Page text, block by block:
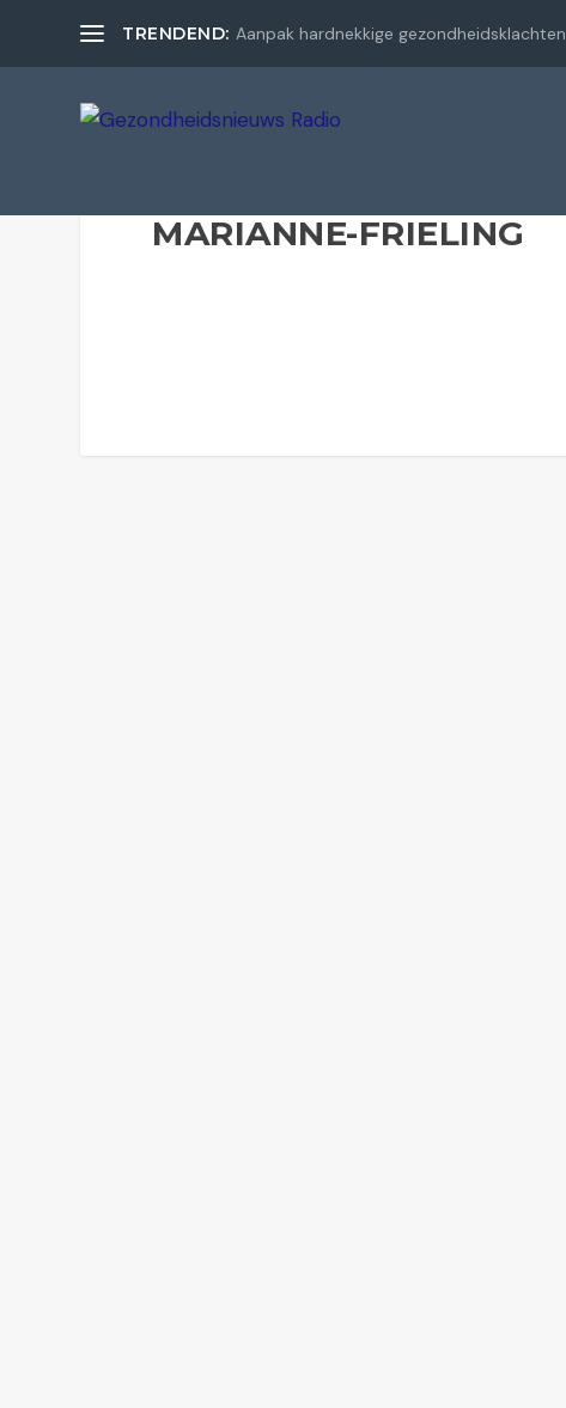
TRENDEND: Aanpak hardnekkige gezondheidsklachten
MARIANNE-FRIELING